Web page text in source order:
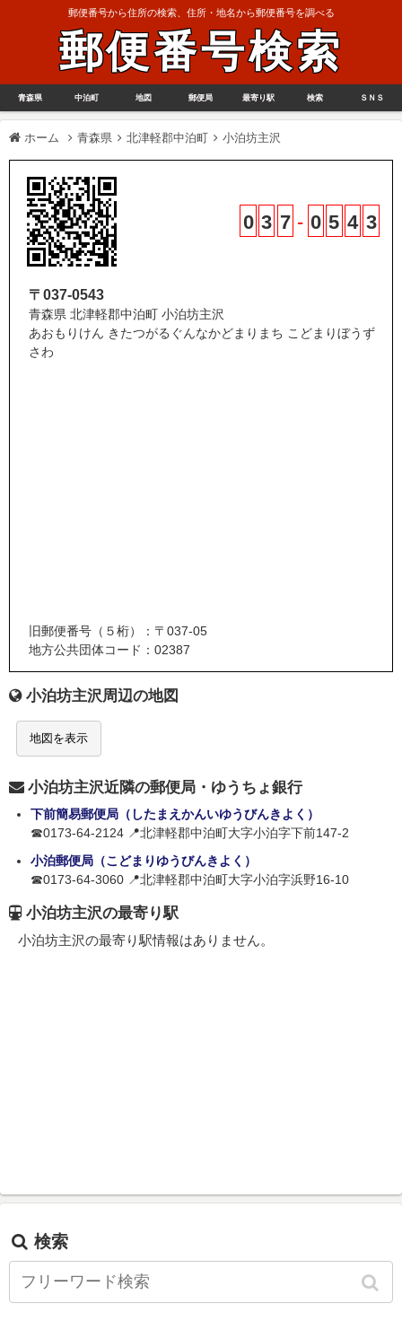
郵便番号から住所の検索、住所・地名から郵便番号を調べる
郵便番号検索
青森県 中泊町 地図 郵便局 最寄り駅 検索 ＳＮＳ
ホーム 青森県 北津軽郡中泊町 小泊坊主沢
0 3 7 - 0 5 4 3
〒037-0543
青森県 北津軽郡中泊町 小泊坊主沢
あおもりけん きたつがるぐんなかどまりまち こどまりぼうず
さわ
旧郵便番号（５桁）：〒037-05
地方公共団体コード：02387
小泊坊主沢周辺の地図
地図を表示
小泊坊主沢近隣の郵便局・ゆうちょ銀行
下前簡易郵便局（したまえかんいゆうびんきよく）
☎0173-64-2124 📍北津軽郡中泊町大字小泊字下前147-2
小泊郵便局（こどまりゆうびんきよく）
☎0173-64-3060 📍北津軽郡中泊町大字小泊字浜野16-10
小泊坊主沢の最寄り駅
小泊坊主沢の最寄り駅情報はありません。
検索